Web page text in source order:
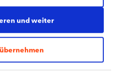
und weiter